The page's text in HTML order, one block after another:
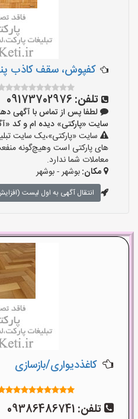
کفپوش، سقف کاذب
تلفن: 09173702976
لطفا پس از تماس با آگهی
سایت «پارکتی» دیده ام و کد «آگهی-26» را
سایت «پارکتی»،یک سایت
های پارکتی است وهیچ‌گونه
معاملات شما ندارد.
مکان:بوشهر - بوشهر
انتقال آگهی به اول لیست
کاغذدیواری/بازسازی
تلفن: 09386486741